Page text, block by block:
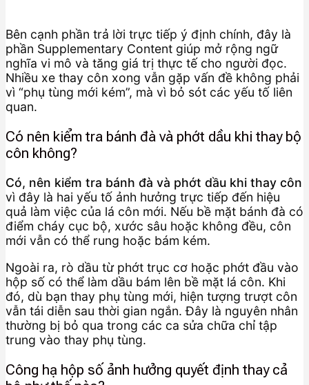
Bên cạnh phần trả lời trực tiếp ý định chính, đây là
phần Supplementary Content giúp mở rộng ngữ
nghĩa vi mô và tăng giá trị thực tế cho người đọc.
Nhiều xe thay côn xong vẫn gặp vấn đề không phải
vì “phụ tùng mới kém”, mà vì bỏ sót các yếu tố liên
quan.
Có nên kiểm tra bánh đà và phớt dầu khi thay bộ
côn không?
Có, nên kiểm tra bánh đà và phớt dầu khi thay côn
vì đây là hai yếu tố ảnh hưởng trực tiếp đến hiệu
quả làm việc của lá côn mới. Nếu bề mặt bánh đà có
điểm cháy cục bộ, xước sâu hoặc không đều, côn
mới vẫn có thể rung hoặc bám kém.
Ngoài ra, rò dầu từ phớt trục cơ hoặc phớt đầu vào
hộp số có thể làm dầu bám lên bề mặt lá côn. Khi
đó, dù bạn thay phụ tùng mới, hiện tượng trượt côn
vẫn tái diễn sau thời gian ngắn. Đây là nguyên nhân
thường bị bỏ qua trong các ca sửa chữa chỉ tập
trung vào thay phụ tùng.
Công hạ hộp số ảnh hưởng quyết định thay cả